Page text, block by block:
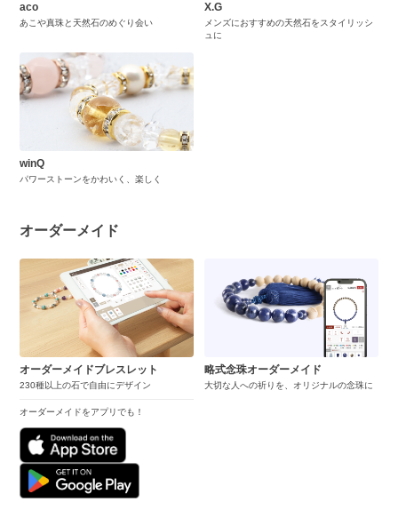
aco
あこや真珠と天然石のめぐり会い
X.G
メンズにおすすめの天然石をスタイリッシ
ュに
winQ
パワーストーンをかわいく、楽しく
オーダーメイド
オーダーメイドブレスレット
230種以上の石で自由にデザイン
オーダーメイドをアプリでも！
略式念珠オーダーメイド
大切な人への祈りを、オリジナルの念珠に